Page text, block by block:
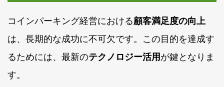
コインパーキング経営における顧客満足度の向上
は、長期的な成功に不可欠です。この目的を達成す
るためには、最新のテクノロジー活用が鍵となりま
す。